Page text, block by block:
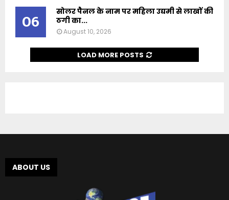
06
सोलर पैनल के नाम पर महिला उद्यमी से लाखों की
ठगी का...
August 10, 2026
LOAD MORE POSTS
ABOUT US